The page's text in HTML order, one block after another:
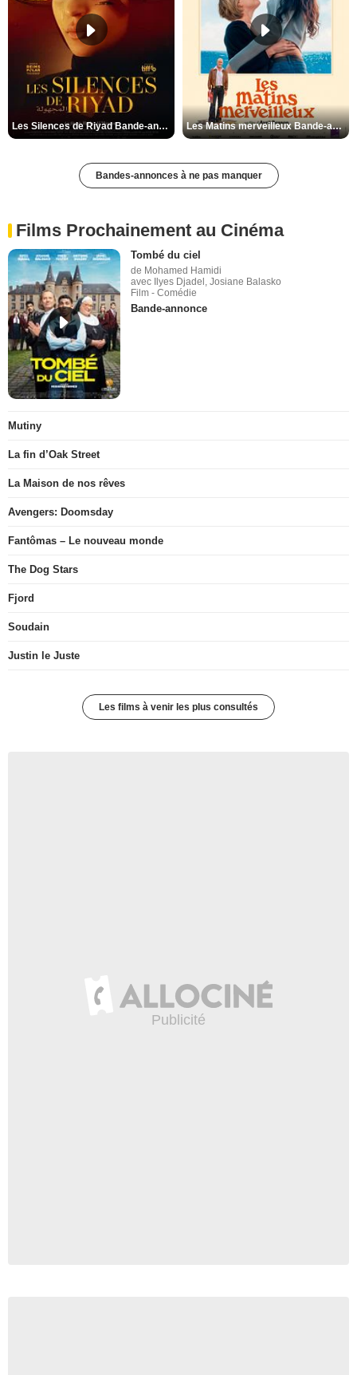
Les Silences de Riyad Bande-annonce VO STFR Les Matins merveilleux Bande-annonce VF
Bandes-annonces à ne pas manquer
Films Prochainement au Cinéma
Tombé du ciel
de Mohamed Hamidi
avec Ilyes Djadel, Josiane Balasko
Film - Comédie
Bande-annonce
Mutiny
La fin d’Oak Street
La Maison de nos rêves
Avengers: Doomsday
Fantômas – Le nouveau monde
The Dog Stars
Fjord
Soudain
Justin le Juste
Les films à venir les plus consultés